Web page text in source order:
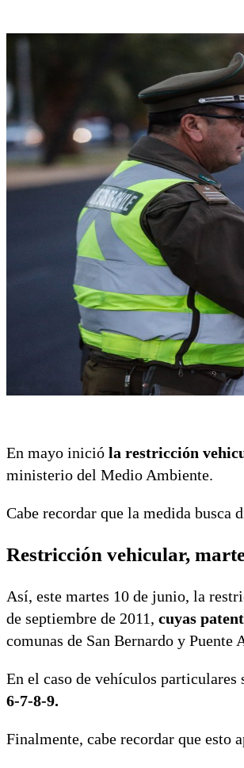
En mayo inició la restricción
ministerio del Medio Ambiente.
Cabe recordar que la medida
Restricción vehicular,
Así, este martes 10 de junio, la
de septiembre de 2011, cuyas
comunas de San Bernardo y Puente
En el caso de vehículos
6-7-8-9.
Finalmente, cabe recordar que esto